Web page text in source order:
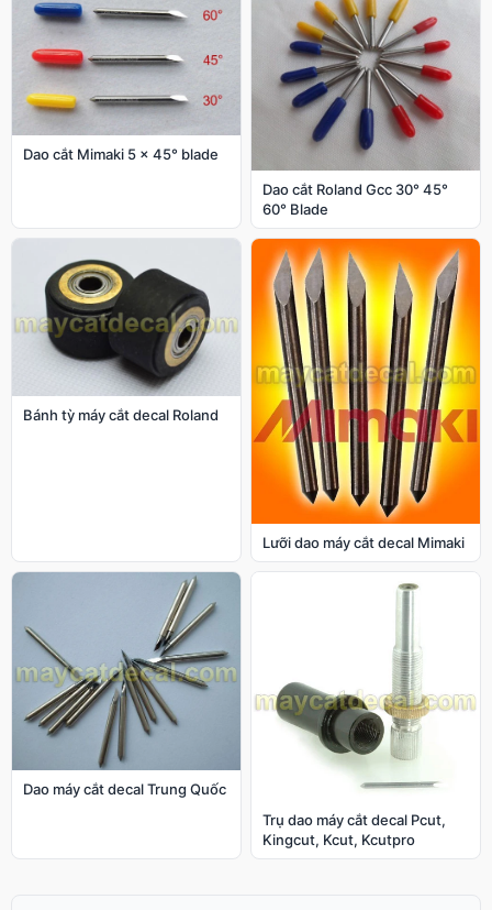
Dao cắt Mimaki 5 x 45° blade
Dao cắt Roland Gcc 30° 45°
60° Blade
Bánh tỳ máy cắt decal Roland
Lưỡi dao máy cắt decal Mimaki
Dao máy cắt decal Trung Quốc
Trụ dao máy cắt decal Pcut,
Kingcut, Kcut, Kcutpro